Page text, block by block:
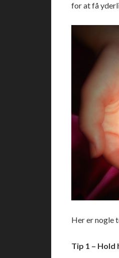
for at få
Her er nogle
Tip 1 –